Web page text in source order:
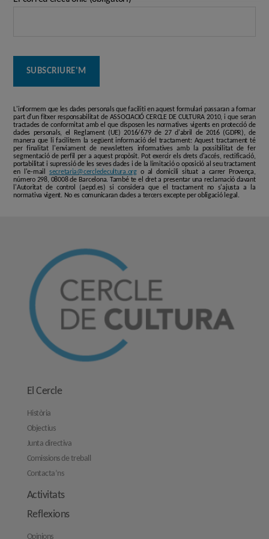
L'informem que les dades personals que faciliti en aquest formulari passaran a formar
part d'un fitxer responsabilitat de ASSOCIACIÓ CERCLE DE CULTURA 2010, i que seran
tractades de conformitat amb el que disposen les normatives vigents en protecció de
dades personals, el Reglament (UE) 2016/679 de 27 d'abril de 2016 (GDPR), de
manera que li facilitem la següent informació del tractament: Aquest tractament té
per finalitat l'enviament de newsletters informatives amb la possibilitat de fer
segmentació de perfil per a aquest propòsit. Pot exercir els drets d'accés, rectificació,
portabilitat i supressió de les seves dades i de la limitació o oposició al seu tractament
en l'e-mail secretaria@cercledecultura.orgo al domicili situat a carrer Provença,
número 298, 08008 de Barcelona. També te el dret a presentar una reclamació davant
l'Autoritat de control (aepd.es) si considera que el tractament no s'ajusta a la
normativa vigent. No es comunicaran dades a tercers excepte per obligació legal.
El Cercle
Història
Objectius
Junta directiva
Comissions de treball
Contacta’ns
Activitats
Reflexions
Opinions